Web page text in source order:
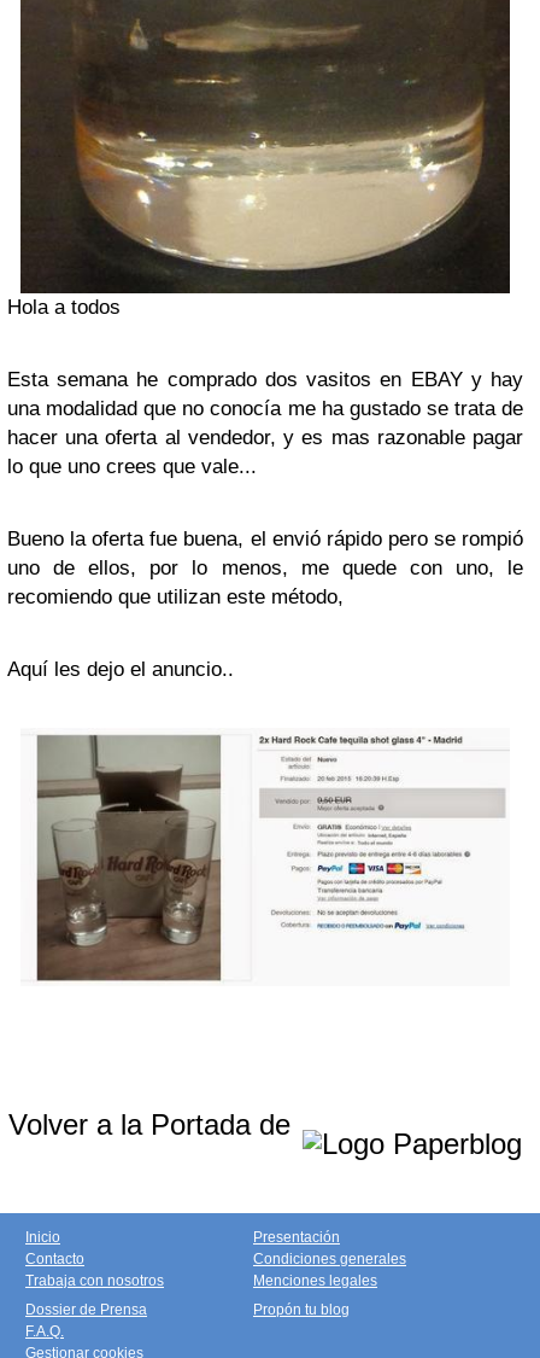
Hola a todos
Esta semana he comprado dos vasitos en EBAY y hay
una modalidad que no conocía me ha gustado se trata de
hacer una oferta al vendedor, y es mas razonable pagar
lo que uno crees que vale...
Bueno la oferta fue buena, el envió rápido pero se rompió
uno de ellos, por lo menos, me quede con uno, le
recomiendo que utilizan este método,
Aquí les dejo el anuncio..
Volver a la Portada de
Inicio
Contacto
Trabaja con nosotros
Presentación
Condiciones generales
Menciones legales
Dossier de Prensa
F.A.Q.
Gestionar cookies
Propón tu blog